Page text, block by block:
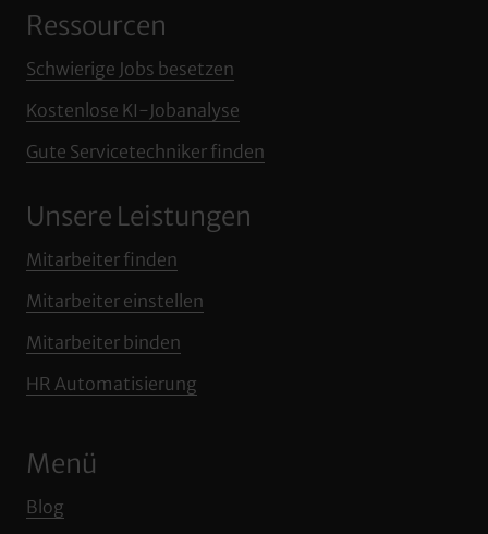
kann?
Überzeugen Sie sich selbst in einem
Unternehmen aus den genannten
Bereichen, die mindestens 50 Mitarbeiter
profitieren besonders von unserer
Dienstleistung!
Ressourcen
Schwierige Jobs besetzen
Kostenlose KI‒ Jobanalyse
Gute Servicetechniker finden
Unsere Leistungen
Mitarbeiter finden
Mitarbeiter einstellen
Mitarbeiter binden
HR Automatisierung
Menü
Blog